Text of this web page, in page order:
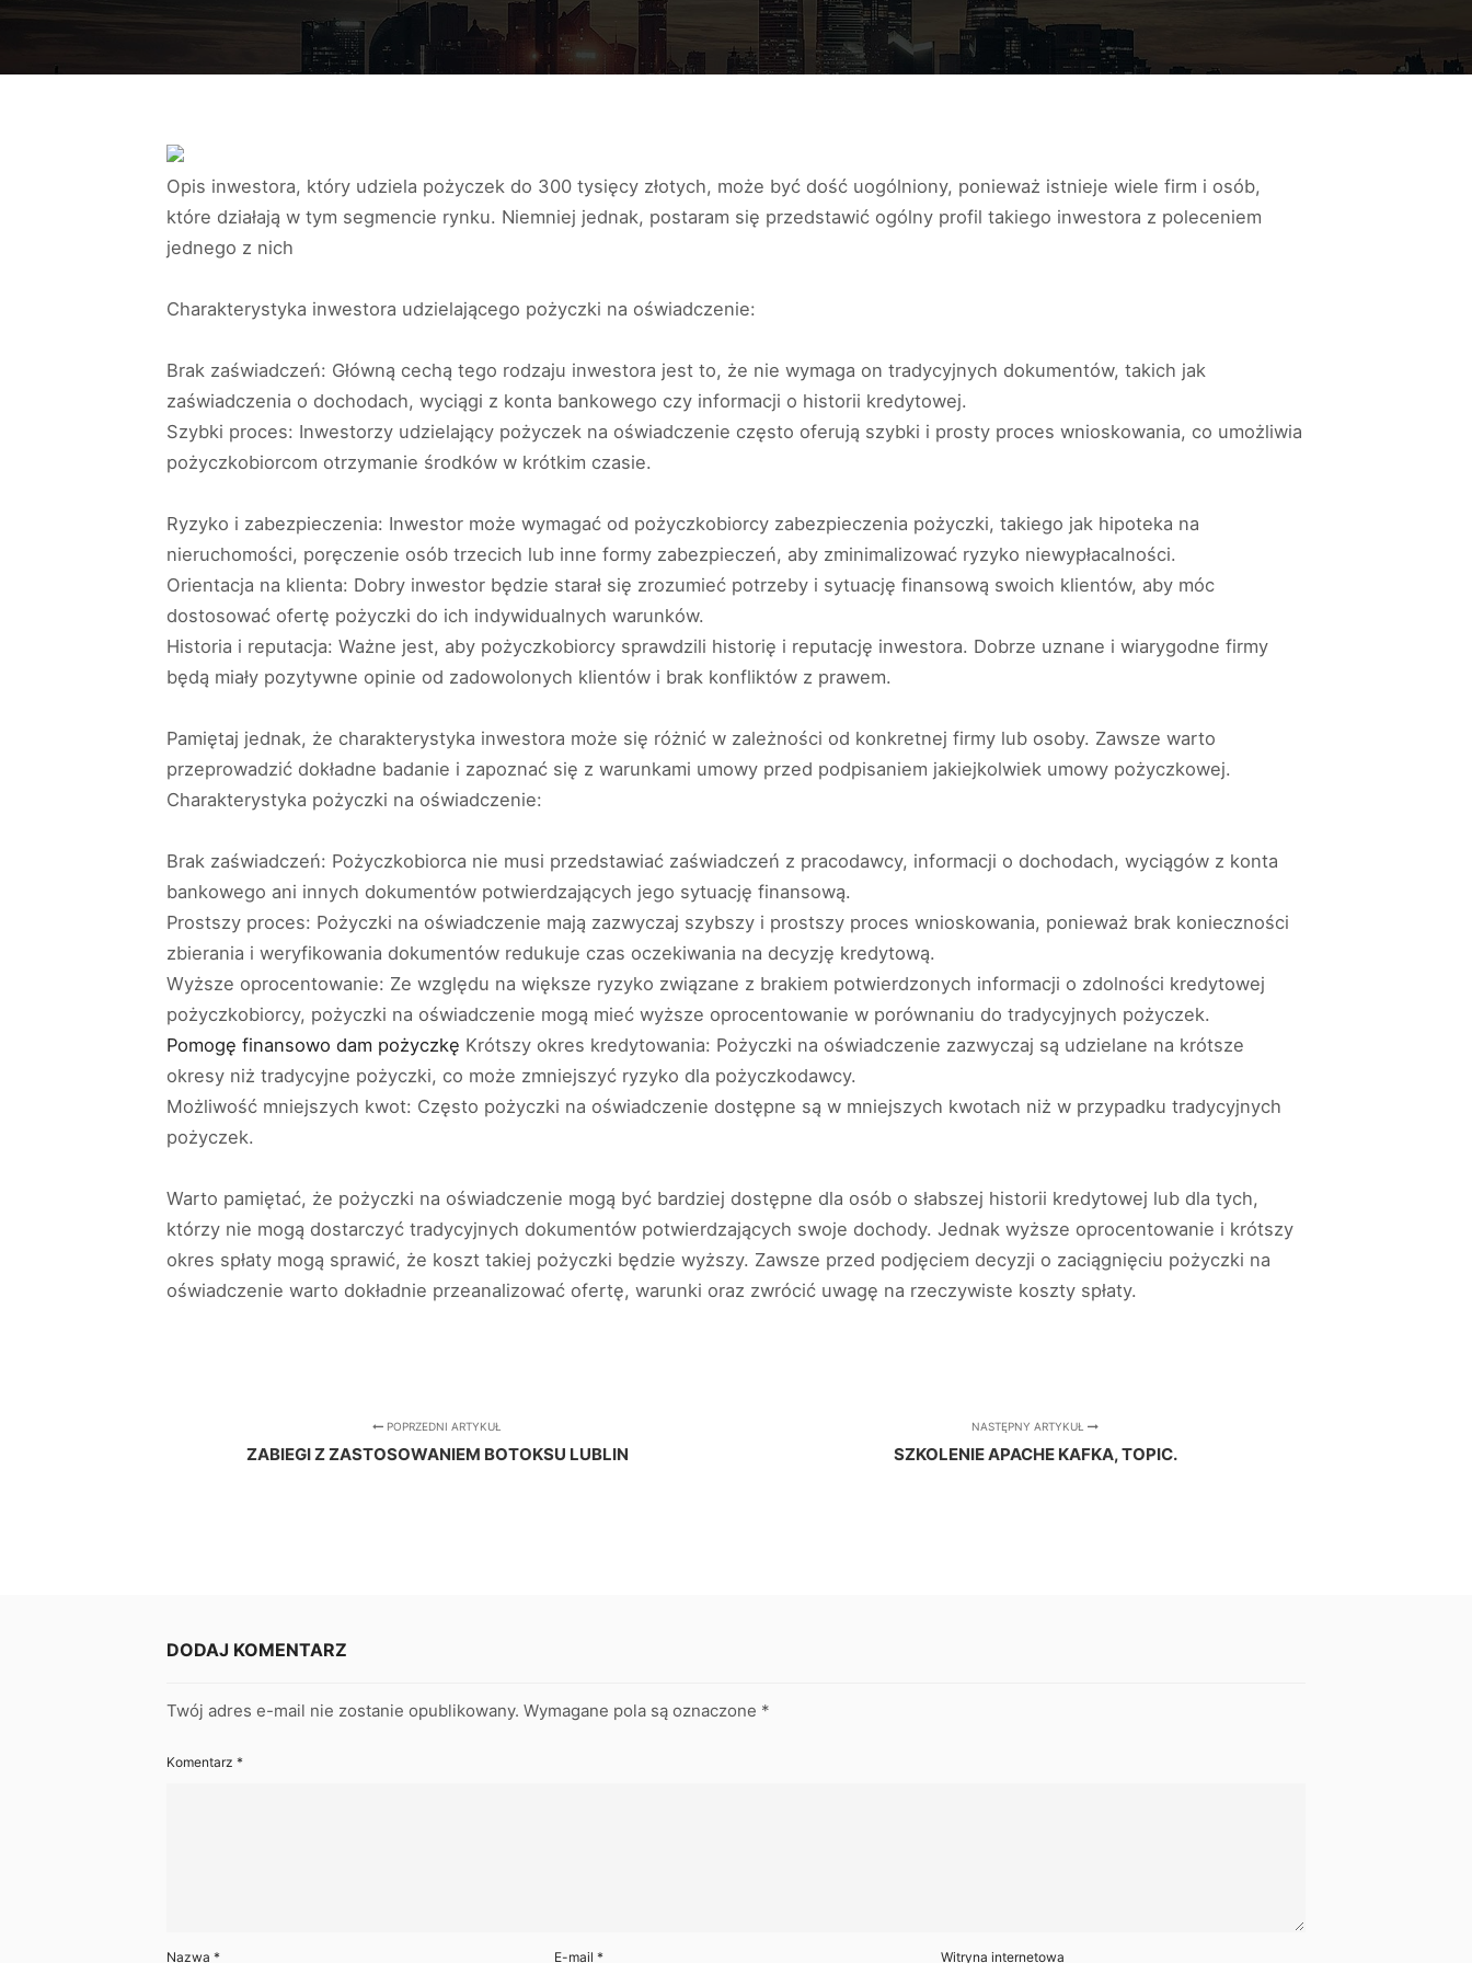
Opis inwestora, który udziela pożyczek do 300 tysięcy złotych, może być dość uogólniony, ponieważ istnieje wiele firm i osób,
które działają w tym segmencie rynku. Niemniej jednak, postaram się przedstawić ogólny profil takiego inwestora z poleceniem
jednego z nich
Charakterystyka inwestora udzielającego pożyczki na oświadczenie:
Brak zaświadczeń: Główną cechą tego rodzaju inwestora jest to, że nie wymaga on tradycyjnych dokumentów, takich jak
zaświadczenia o dochodach, wyciągi z konta bankowego czy informacji o historii kredytowej.
Szybki proces: Inwestorzy udzielający pożyczek na oświadczenie często oferują szybki i prosty proces wnioskowania, co umożliwia
pożyczkobiorcom otrzymanie środków w krótkim czasie.
Ryzyko i zabezpieczenia: Inwestor może wymagać od pożyczkobiorcy zabezpieczenia pożyczki, takiego jak hipoteka na
nieruchomości, poręczenie osób trzecich lub inne formy zabezpieczeń, aby zminimalizować ryzyko niewypłacalności.
Orientacja na klienta: Dobry inwestor będzie starał się zrozumieć potrzeby i sytuację finansową swoich klientów, aby móc
dostosować ofertę pożyczki do ich indywidualnych warunków.
Historia i reputacja: Ważne jest, aby pożyczkobiorcy sprawdzili historię i reputację inwestora. Dobrze uznane i wiarygodne firmy
będą miały pozytywne opinie od zadowolonych klientów i brak konfliktów z prawem.
Pamiętaj jednak, że charakterystyka inwestora może się różnić w zależności od konkretnej firmy lub osoby. Zawsze warto
przeprowadzić dokładne badanie i zapoznać się z warunkami umowy przed podpisaniem jakiejkolwiek umowy pożyczkowej.
Charakterystyka pożyczki na oświadczenie:
Brak zaświadczeń: Pożyczkobiorca nie musi przedstawiać zaświadczeń z pracodawcy, informacji o dochodach, wyciągów z konta
bankowego ani innych dokumentów potwierdzających jego sytuację finansową.
Prostszy proces: Pożyczki na oświadczenie mają zazwyczaj szybszy i prostszy proces wnioskowania, ponieważ brak konieczności
zbierania i weryfikowania dokumentów redukuje czas oczekiwania na decyzję kredytową.
Wyższe oprocentowanie: Ze względu na większe ryzyko związane z brakiem potwierdzonych informacji o zdolności kredytowej
pożyczkobiorcy, pożyczki na oświadczenie mogą mieć wyższe oprocentowanie w porównaniu do tradycyjnych pożyczek.
Pomogę finansowo dam pożyczkę Krótszy okres kredytowania: Pożyczki na oświadczenie zazwyczaj są udzielane na krótsze
okresy niż tradycyjne pożyczki, co może zmniejszyć ryzyko dla pożyczkodawcy.
Możliwość mniejszych kwot: Często pożyczki na oświadczenie dostępne są w mniejszych kwotach niż w przypadku tradycyjnych
pożyczek.
Warto pamiętać, że pożyczki na oświadczenie mogą być bardziej dostępne dla osób o słabszej historii kredytowej lub dla tych,
którzy nie mogą dostarczyć tradycyjnych dokumentów potwierdzających swoje dochody. Jednak wyższe oprocentowanie i krótszy
okres spłaty mogą sprawić, że koszt takiej pożyczki będzie wyższy. Zawsze przed podjęciem decyzji o zaciągnięciu pożyczki na
oświadczenie warto dokładnie przeanalizować ofertę, warunki oraz zwrócić uwagę na rzeczywiste koszty spłaty.
POPRZEDNI ARTYKUŁ
ZABIEGI Z ZASTOSOWANIEM BOTOKSU LUBLIN
NASTĘPNY ARTYKUŁ
SZKOLENIE APACHE KAFKA, TOPIC.
DODAJ KOMENTARZ
Twój adres e-mail nie zostanie opublikowany. Wymagane pola są oznaczone *
Komentarz *
Nazwa * E-mail * Witryna internetowa